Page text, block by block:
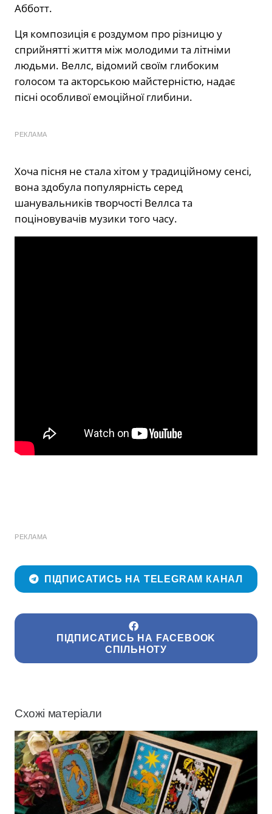
Абботт.
Ця композиція є роздумом про різницю у
сприйнятті життя між молодими та літніми
людьми. Веллс, відомий своїм глибоким
голосом та акторською майстерністю, надає
пісні особливої емоційної глибини.
РЕКЛАМА
Хоча пісня не стала хітом у традиційному сенсі,
вона здобула популярність серед
шанувальників творчості Веллса та
поціновувачів музики того часу.
РЕКЛАМА
ПІДПИСАТИСЬ НА TELEGRAM КАНАЛ
ПІДПИСАТИСЬ НА FACEBOOK
СПІЛЬНОТУ
Схожі матеріали